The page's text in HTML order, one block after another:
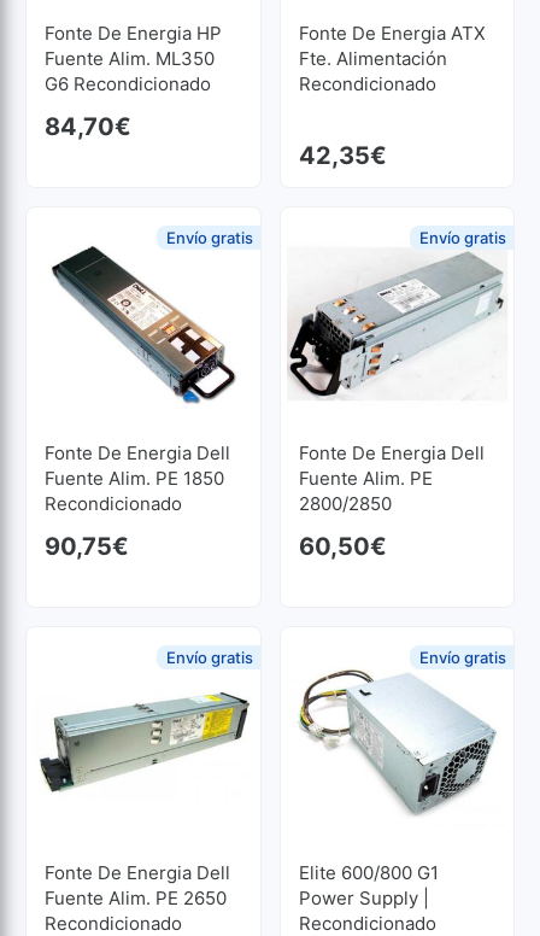
Fonte De Energia HP
Fuente Alim. ML350
G6 Recondicionado
84,70€
Fonte De Energia ATX
Fte. Alimentación
Recondicionado
42,35€
Fonte De Energia Dell
Fuente Alim. PE 1850
Recondicionado
90,75€
Envío gratis
Fonte De Energia Dell
Fuente Alim. PE
2800/2850
60,50€
Envío gratis
Fonte De Energia Dell
Fuente Alim. PE 2650
Recondicionado
Envío gratis
Elite 600/800 G1
Power Supply |
Recondicionado
Envío gratis